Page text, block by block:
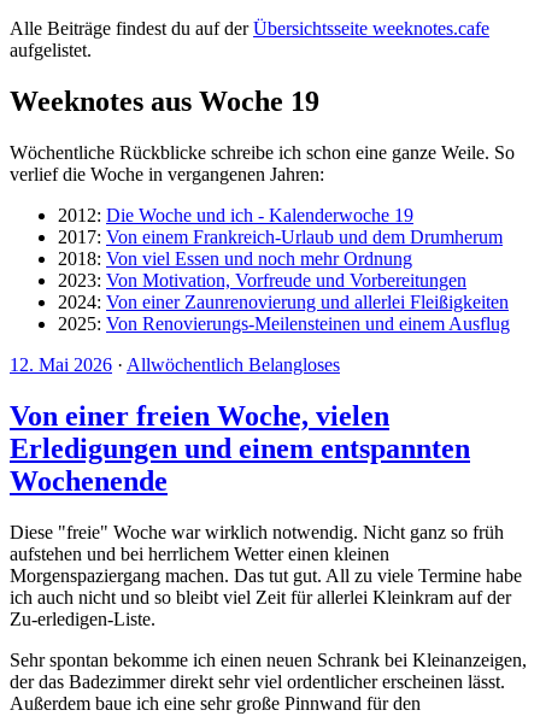
Alle Beiträge findest du auf derÜbersichtsseite weeknotes.cafe
aufgelistet.
Weeknotes aus Woche 19
Wöchentliche Rückblicke schreibe ich schon eine ganze Weile. So
verlief die Woche in vergangenen Jahren:
2012: Die Woche und ich - Kalenderwoche 19
2017: Von einem Frankreich-Urlaub und dem Drumherum
2018: Von viel Essen und noch mehr Ordnung
2023: Von Motivation, Vorfreude und Vorbereitungen
2024: Von einer Zaunrenovierung und allerlei Fleißigkeiten
2025: Von Renovierungs-Meilensteinen und einem Ausflug
12. Mai 2026 · Allwöchentlich Belangloses
Von einer freien Woche, vielen
Erledigungen und einem entspannten
Wochenende
Diese "freie" Woche war wirklich notwendig. Nicht ganz so früh
aufstehen und bei herrlichem Wetter einen kleinen
Morgenspaziergang machen. Das tut gut. All zu viele Termine habe
ich auch nicht und so bleibt viel Zeit für allerlei Kleinkram auf der
Zu-erledigen-Liste.
Sehr spontan bekomme ich einen neuen Schrank bei Kleinanzeigen,
der das Badezimmer direkt sehr viel ordentlicher erscheinen lässt.
Außerdem baue ich eine sehr große Pinnwand für den